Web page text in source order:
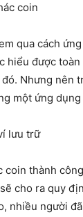
coin
qua cách
hiểu được
Nhưng nên
một ứng
lưu trữ
coin thành
cho ra quy
nhiều người